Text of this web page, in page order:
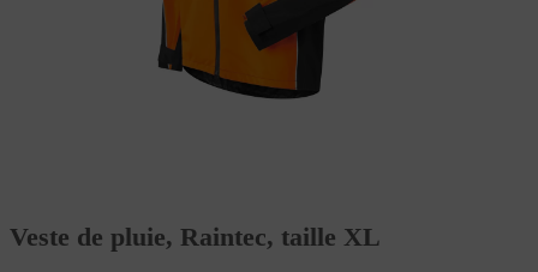
Veste de pluie, Raintec, taille XL